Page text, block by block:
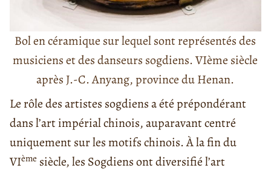
Bol en céramique sur lequel sont représentés des
musiciens et des danseurs sogdiens. VIème siècle
après J.-C. Anyang, province du Henan.
Le rôle des artistes sogdiens a été prépondérant
dans l’art impérial chinois, auparavant centré
uniquement sur les motifs chinois. À la fin du
VIème siècle, les Sogdiens ont diversifié l’art